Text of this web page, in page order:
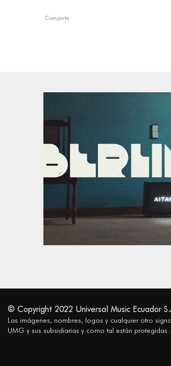
Comparte:
© Copyright 2022 Universal Music Ecuador
Las imágenes, nombres, logos y cualquier otro
UMG y sus subsidiarias y como tal están protegidas.